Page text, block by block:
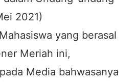
2021)
yang berasal
Meriah ini,
Media bahwasanya